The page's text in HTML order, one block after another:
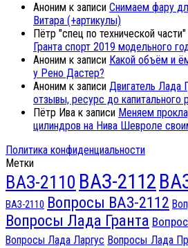
Аноним к записи Снимаем фару
Витара (+артикулы)
Пётр "спец по технической части"
Гранта спорт 2019 модельного
Аноним к записи Какой объём и
у Рено Дастер?
Аноним к записи Двигатель Лада
отзывы, ресурс до капитального
Пётр Ива к записи Меняем
цилиндров на Нива Шевроле
Политика конфиденциальности
Метки
ВАЗ-2110 ВАЗ-2112
ВАЗ-2110 Вопросы ВАЗ-2112
Вопросы Лада Гранта
Вопросы Лада Ларгус Вопросы Лада